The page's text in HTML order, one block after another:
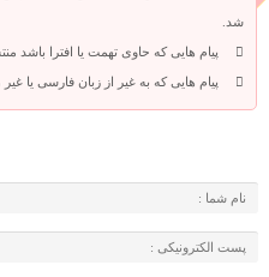
شد.
پیام هایی که حاوی تهمت یا افترا باشد
پیام هایی که به غیر از زبان فارسی یا